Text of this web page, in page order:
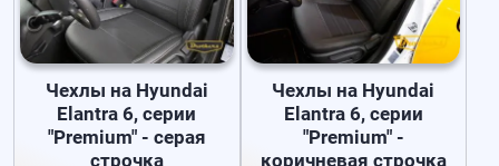
Чехлы на Hyundai
Elantra 6, серии
"Premium" - серая
строчка
Чехлы на Hyundai
Elantra 6, серии
"Premium" -
коричневая строчка